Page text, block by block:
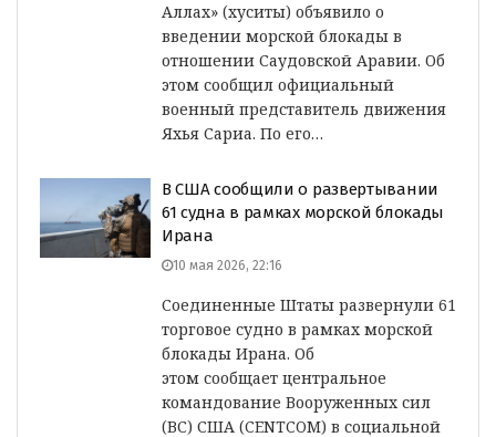
Аллах» (хуситы) объявило о
введении морской блокады в
отношении Саудовской Аравии. Об
этом сообщил официальный
военный представитель движения
Яхья Сариа. По его…
В США сообщили о развертывании
61 судна в рамках морской блокады
Ирана
10 мая 2026, 22:16
Соединенные Штаты развернули 61
торговое судно в рамках морской
блокады Ирана. Об
этом сообщает центральное
командование Вооруженных сил
(ВС) США (CENTCOM) в социальной